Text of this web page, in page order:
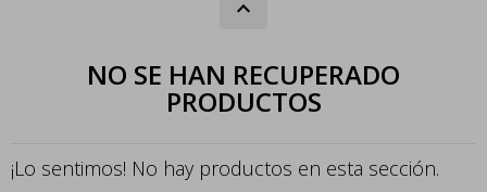
NO SE HAN RECUPERADO
PRODUCTOS
¡Lo sentimos! No hay productos en esta sección.